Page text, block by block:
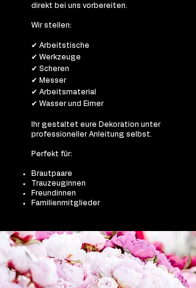
direkt bei uns vorbereiten.
Wir stellen:
✔ Arbeitstische
✔ Werkzeuge
✔ Scheren
✔ Messer
✔ Arbeitsmaterial
✔ Wasser und Eimer
Ihr gestaltet eure Dekoration unter
professioneller Anleitung selbst.
Perfekt für:
Brautpaare
Trauzeuginnen
Freundinnen
Familienmitglieder